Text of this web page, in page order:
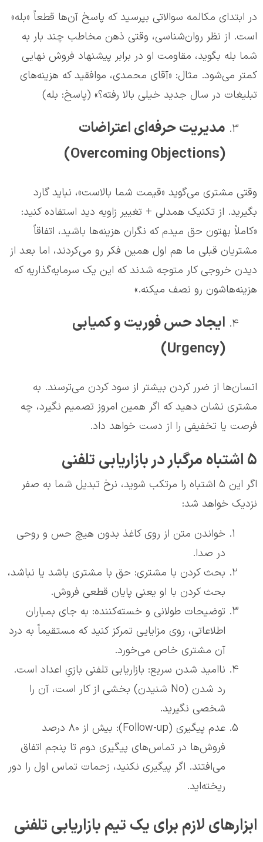
در ابتدای مکالمه سوالاتی بپرسید که پاسخ آن‌ها قطعاً «بله»
است. از نظر روان‌شناسی، وقتی ذهن مخاطب چند بار به
شما بله بگوید، مقاومت او در برابر پیشنهاد فروش نهایی
کمتر می‌شود. مثال: «آقای محمدی، موافقید که هزینه‌های
تبلیغات در سال جدید خیلی بالا رفته؟» (پاسخ: بله)
مدیریت حرفه‌ای اعتراضات
(Overcoming Objections)
وقتی مشتری می‌گوید «قیمت شما بالاست»، نباید گارد
بگیرید. از تکنیک همدلی + تغییر زاویه دید استفاده کنید:
«کاملاً بهتون حق میدم که نگران هزینه‌ها باشید، اتفاقاً
مشتریان قبلی ما هم اول همین فکر رو می‌کردند، اما بعد از
دیدن خروجی کار متوجه شدند که این یک سرمایه‌گذاریه که
هزینه‌هاشون رو نصف میکنه.»
ایجاد حس فوریت و کمیابی
(Urgency)
انسان‌ها از ضرر کردن بیشتر از سود کردن می‌ترسند. به
مشتری نشان دهید که اگر همین امروز تصمیم نگیرد، چه
فرصت یا تخفیفی را از دست خواهد داد.
5 اشتباه مرگبار در بازاریابی تلفنی
اگر این ۵ اشتباه را مرتکب شوید، نرخ تبدیل شما به صفر
نزدیک خواهد شد:
خواندن متن از روی کاغذ بدون هیچ حس و روحی
در صدا.
بحث کردن با مشتری: حق با مشتری باشد یا نباشد،
بحث کردن با او یعنی پایان قطعی فروش.
توضیحات طولانی و خسته‌کننده: به جای بمباران
اطلاعاتی، روی مزایایی تمرکز کنید که مستقیماً به درد
آن مشتری خاص می‌خورد.
ناامید شدن سریع: بازاریابی تلفنی بازیِ اعداد است.
رد شدن (No شنیدن) بخشی از کار است، آن را
شخصی نگیرید.
عدم پیگیری (Follow-up): بیش از ۸۰ درصد
فروش‌ها در تماس‌های پیگیری دوم تا پنجم اتفاق
می‌افتند. اگر پیگیری نکنید، زحمات تماس اول را دور
ریخته‌اید.
ابزارهای لازم برای یک تیم بازاریابی تلفنی